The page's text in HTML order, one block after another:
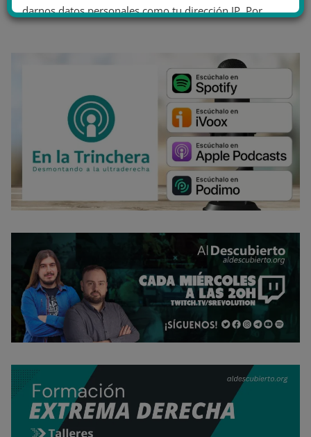
darnos datos personales como tu dirección IP. Por
No dar mi información personal
Opciones de cookies Aceptar cookies
Rechazar cookies Política de cookies